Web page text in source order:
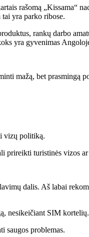
rašomą „Kissama“
yra parko ribose.
rankų darbo
yra gyvenimas
mažą, bet prasmingą
vizų politiką.
prireikti turistinės vizos
dalis. Aš labai
nesikeičiant SIM
saugos problemas.